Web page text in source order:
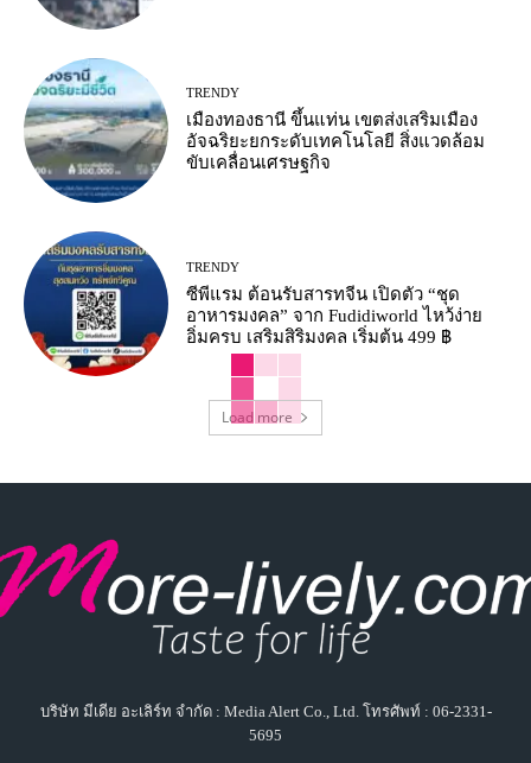
TRENDY
เมืองทองธานี ขึ้นแท่น เขตส่งเสริมเมือง
อัจฉริยะยกระดับเทคโนโลยี สิ่งแวดล้อม
ขับเคลื่อนเศรษฐกิจ
TRENDY
ซีพีแรม ต้อนรับสารทจีน เปิดตัว “ชุด
อาหารมงคล” จาก Fudidiworld ไหว้ง่าย
อิ่มครบ เสริมสิริมงคล เริ่มต้น 499 ฿
Load more
บริษัท มีเดีย อะเลิร์ท จำกัด : Media Alert Co., Ltd. โทรศัพท์ : 06-2331-
5695